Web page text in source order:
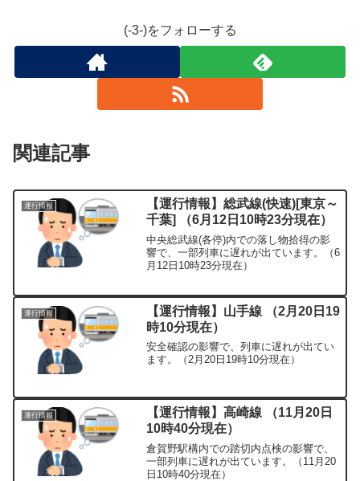
(-3-)をフォローする
関連記事
運行情報
【運行情報】総武線(快速)[東京～
千葉] （6月12日10時23分現在）
中央総武線(各停)内での落し物拾得の影
響で、一部列車に遅れが出ています。（6
月12日10時23分現在）
運行情報
【運行情報】山手線 （2月20日19
時10分現在）
安全確認の影響で、列車に遅れが出てい
ます。（2月20日19時10分現在）
運行情報
【運行情報】高崎線 （11月20日
10時40分現在）
倉賀野駅構内での踏切内点検の影響で、
一部列車に遅れが出ています。（11月20
日10時40分現在）